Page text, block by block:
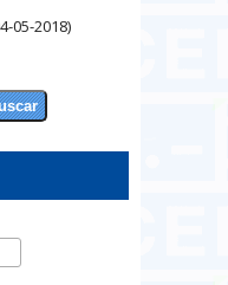
05-2018)